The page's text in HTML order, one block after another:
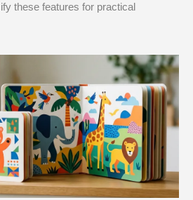
these features for practical